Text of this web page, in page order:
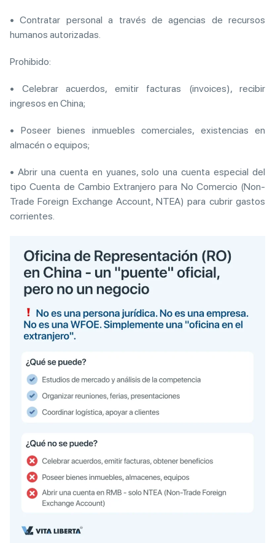
• Contratar personal a través de agencias de recursos
humanos autorizadas.
Prohibido:
• Celebrar acuerdos, emitir facturas (invoices), recibir
ingresos en China;
• Poseer bienes inmuebles comerciales, existencias en
almacén o equipos;
• Abrir una cuenta en yuanes, solo una cuenta especial del
tipo Cuenta de Cambio Extranjero para No Comercio (Non-
Trade Foreign Exchange Account, NTEA) para cubrir gastos
corrientes.